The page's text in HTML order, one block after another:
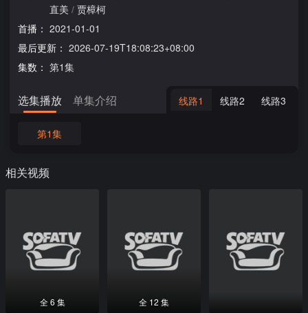
直美 / 贾樟柯
首播： 2021-01-01
最后更新： 2026-07-19T18:08:23+08:00
集数： 第1集
选集播放 单集介绍 线路1 线路2 线路3
第1集
相关视频
全 6 集 全 12 集